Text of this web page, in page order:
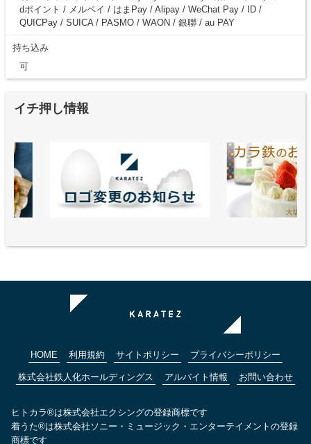
dポイント / メルペイ / はまPay / Alipay / WeChat Pay / ID /
QUICPay / SUICA / PASMO / WAON / 銀聯 / au PAY
持ち込み
可
イチ押し情報
HOME 利用規約 サイトポリシー プライバシーポリシー
株式会社鉄人化ホールディングス アルバイト情報 お問い合わせ
ヒトカラ®は株式会社エクシングの登録商標です
着うた®は株式会社ソニー・ミュージック・エンターテイメントの登録
商標です